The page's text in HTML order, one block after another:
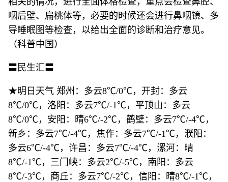
咽后壁、扁桃体等，必要的时候还会进行鼻咽镜、多
导睡眠图等检查，以给出全面的诊断和治疗意见。
（科普中国）
〓民生汇〓
★明日天气 郑州：多云8℃/0℃，开封：多云
8℃/0℃，洛阳：多云7℃/-1℃，平顶山：多云
8℃/0℃，安阳：晴6℃/-2℃，鹤壁：多云7℃/-4℃，
新乡：多云7℃/-4℃，焦作：多云7℃/-1℃，濮阳：
多云6℃/-4℃，许昌：多云7℃/-4℃，漯河：晴
8℃/-1℃，三门峡：多云2℃/-5℃，南阳：多云
8℃/-3℃，商丘：多云7℃/-2℃，信阳：晴8℃/-1℃，